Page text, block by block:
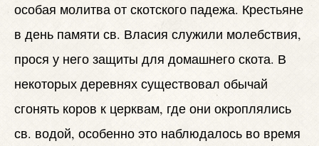
особая молитва от скотского падежа. Крестьяне
в день памяти св. Власия служили молебствия,
прося у него защиты для домашнего скота. В
некоторых деревнях существовал обычай
сгонять коров к церквам, где они окроплялись
св. водой, особенно это наблюдалось во время